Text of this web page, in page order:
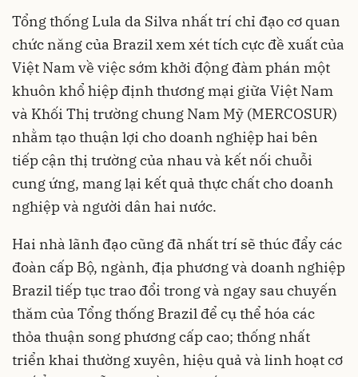
Tổng thống Lula da Silva nhất trí chỉ đạo cơ quan
chức năng của Brazil xem xét tích cực đề xuất của
Việt Nam về việc sớm khởi động đàm phán một
khuôn khổ hiệp định thương mại giữa Việt Nam
và Khối Thị trường chung Nam Mỹ (MERCOSUR)
nhằm tạo thuận lợi cho doanh nghiệp hai bên
tiếp cận thị trường của nhau và kết nối chuỗi
cung ứng, mang lại kết quả thực chất cho doanh
nghiệp và người dân hai nước.
Hai nhà lãnh đạo cũng đã nhất trí sẽ thúc đẩy các
đoàn cấp Bộ, ngành, địa phương và doanh nghiệp
Brazil tiếp tục trao đổi trong và ngay sau chuyến
thăm của Tổng thống Brazil để cụ thể hóa các
thỏa thuận song phương cấp cao; thống nhất
triển khai thường xuyên, hiệu quả và linh hoạt cơ